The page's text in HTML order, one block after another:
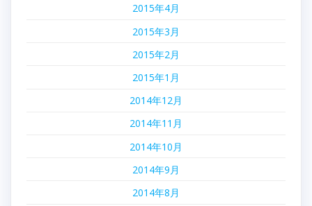
2015年4月
2015年3月
2015年2月
2015年1月
2014年12月
2014年11月
2014年10月
2014年9月
2014年8月